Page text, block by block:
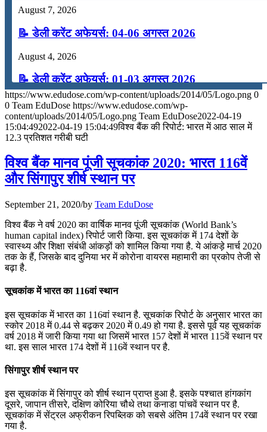
August 7, 2026
📝 डेली करेंट अफेयर्स: 04-06 अगस्त 2026
August 4, 2026
📝 डेली करेंट अफेयर्स: 01-03 अगस्त 2026
July 31, 2026
📝 डेली करेंट अफेयर्स: 28-31 जुलाई 2026
📝 डेली करेंट अफेयर्स: 25-27 जुलाई 2026
📝 डेली करेंट अफेयर्स: 22-24 जुलाई 2026
July 22, 2026
📝 डेली करेंट अफेयर्स: 19-21 जुलाई 2026
July 19, 2026
📝 डेली करेंट अफेयर्स: 16-18 जुलाई 2026
https://www.edudose.com/wp-content/uploads/2014/05/Logo.png 0
0 Team EduDose https://www.edudose.com/wp-
content/uploads/2014/05/Logo.png Team EduDose2022-04-19
15:04:492022-04-19 15:04:49विश्‍व बैंक की रिपोर्ट: भारत में आठ साल में
12.3 प्रतिशत गरीबी घटी
विश्व बैंक मानव पूंजी सूचकांक 2020: भारत 116वें
और सिंगापुर शीर्ष स्थान पर
September 21, 2020/by Team EduDose
विश्व बैंक ने वर्ष 2020 का वार्षिक मानव पूंजी सूचकांक (World Bank’s
human capital index) रिपोर्ट जारी किया. इस सूचकांक में 174 देशों के
स्वास्थ्य और शिक्षा संबंधी आंकड़ों को शामिल किया गया है. ये आंकड़े मार्च 2020
तक के हैं, जिसके बाद दुनिया भर में कोरोना वायरस महामारी का प्रकोप तेजी से
बढ़ा है.
सूचकांक में भारत का 116वां स्थान
इस सूचकांक में भारत का 116वां स्थान है. सूचकांक रिपोर्ट के अनुसार भारत का
स्कोर 2018 में 0.44 से बढ़कर 2020 में 0.49 हो गया है. इससे पूर्व यह सूचकांक
वर्ष 2018 में जारी किया गया था जिसमें भारत 157 देशों में भारत 115वें स्थान पर
था. इस साल भारत 174 देशों में 116वें स्थान पर है.
सिंगापुर शीर्ष स्थान पर
इस सूचकांक में सिंगापुर को शीर्ष स्थान प्राप्त हुआ है. इसके पश्चात हांगकांग
दूसरे, जापान तीसरे, दक्षिण कोरिया चौथे तथा कनाडा पांचवें स्थान पर है.
सूचकांक में सेंट्रल अफ्रीकन रिपब्लिक को सबसे अंतिम 174वें स्थान पर रखा
गया है.